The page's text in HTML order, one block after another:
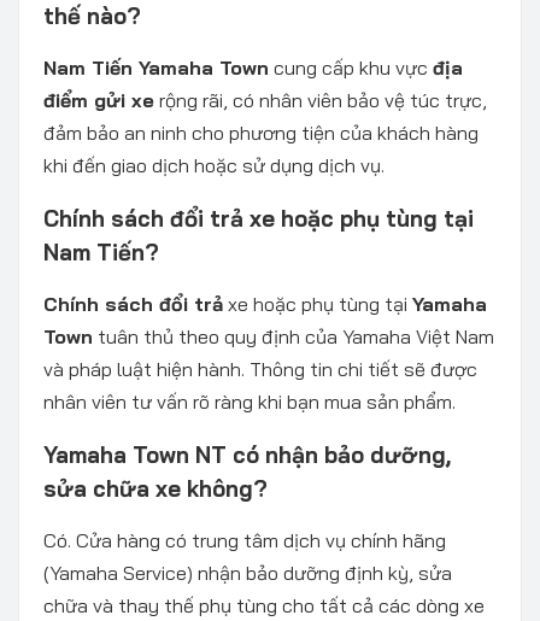
thế nào?
Nam Tiến Yamaha Town cung cấp khu vực địa
điểm gửi xe rộng rãi, có nhân viên bảo vệ túc trực,
đảm bảo an ninh cho phương tiện của khách hàng
khi đến giao dịch hoặc sử dụng dịch vụ.
Chính sách đổi trả xe hoặc phụ tùng tại
Nam Tiến?
Chính sách đổi trả xe hoặc phụ tùng tại Yamaha
Town tuân thủ theo quy định của Yamaha Việt Nam
và pháp luật hiện hành. Thông tin chi tiết sẽ được
nhân viên tư vấn rõ ràng khi bạn mua sản phẩm.
Yamaha Town NT có nhận bảo dưỡng,
sửa chữa xe không?
Có. Cửa hàng có trung tâm dịch vụ chính hãng
(Yamaha Service) nhận bảo dưỡng định kỳ, sửa
chữa và thay thế phụ tùng cho tất cả các dòng xe